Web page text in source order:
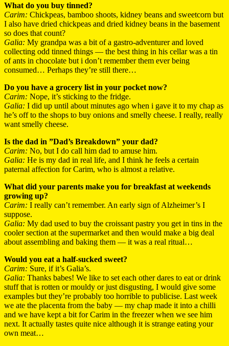
What do you buy tinned?
Carim: Chickpeas, bamboo shoots, kidney beans and sweetcorn but
I also have dried chickpeas and dried kidney beans in the basement
so does that count?
Galia: My grandpa was a bit of a gastro-adventurer and loved
collecting odd tinned things — the best thing in his cellar was a tin
of ants in chocolate but i don’t remember them ever being
consumed… Perhaps they’re still there…
Do you have a grocery list in your pocket now?
Carim: Nope, it’s sticking to the fridge.
Galia: I did up until about minutes ago when i gave it to my chap as
he’s off to the shops to buy onions and smelly cheese. I really, really
want smelly cheese.
Is the dad in ”Dad’s Breakdown” your dad?
Carim: No, but I do call him dad to amuse him.
Galia: He is my dad in real life, and I think he feels a certain
paternal affection for Carim, who is almost a relative.
What did your parents make you for breakfast at weekends
growing up?
Carim: I really can’t remember. An early sign of Alzheimer’s I
suppose.
Galia: My dad used to buy the croissant pastry you get in tins in the
cooler section at the supermarket and then would make a big deal
about assembling and baking them — it was a real ritual…
Would you eat a half-sucked sweet?
Carim: Sure, if it’s Galia’s.
Galia: Thanks babes! We like to set each other dares to eat or drink
stuff that is rotten or mouldy or just disgusting, I would give some
examples but they’re probably too horrible to publicise. Last week
we ate the placenta from the baby — my chap made it into a chilli
and we have kept a bit for Carim in the freezer when we see him
next. It actually tastes quite nice although it is strange eating your
own meat…